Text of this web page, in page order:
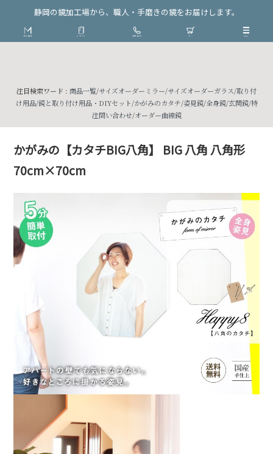
静岡の鏡加工場から、職人・手磨きの鏡をお届けします。
注目検索ワード : 商品一覧/サイズオーダーミラー/サイズオーダーガラス/取り付
け用品/鏡と取り付け用品・DIYセット/かがみのカタチ/姿見鏡/全身鏡/玄関鏡/特
注問い合わせ/オーダー曲線鏡
かがみの【カタチBIG八角】 BIG 八角 八角形
70cm×70cm